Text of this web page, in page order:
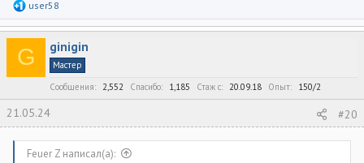
Р
а
к
ц
и
user58
G ginigin
Мастер
Сообщения
2,552 Спасибо 1,185 Стаж c 20.09.18 Опыт 150/2
21.05.24 #20
Feuer Z написал(а):